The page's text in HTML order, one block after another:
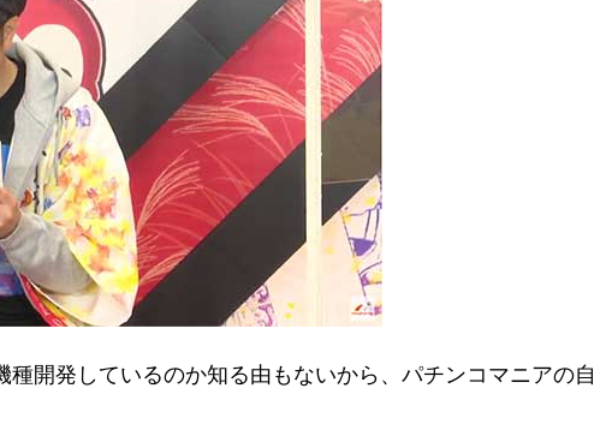
開発しているのか知る由もないから、パチンコマニアの自